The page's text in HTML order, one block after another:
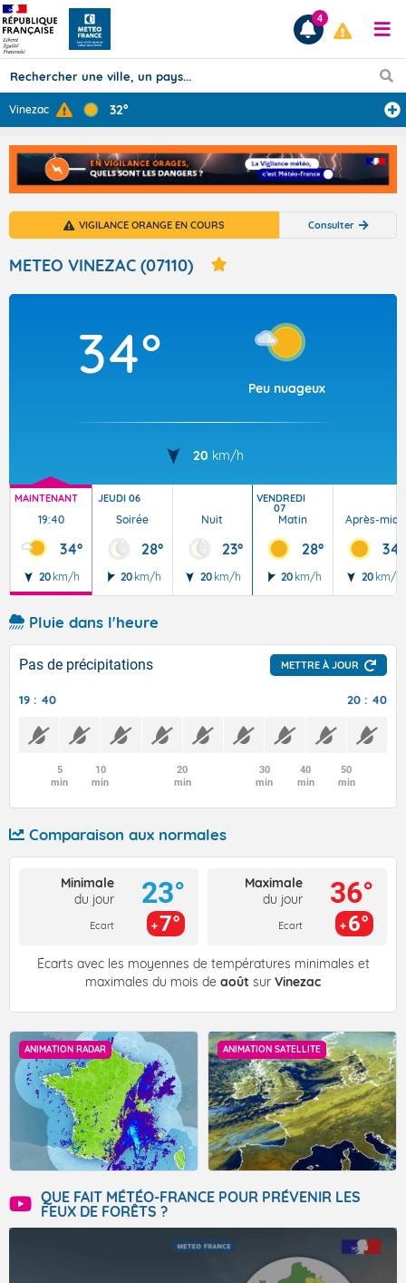
Prévisions
TOUS LES RÉSULTATS
Articles
4
Vinezac 32°
VIGILANCE ORANGE EN COURS Consulter
METEO VINEZAC (07110)
34°
Peu nuageux
20 km/h
MAINTENANT
19:40
34°
20 km/h
JEUDI 06
Soirée
28°
20 km/h
Nuit
23°
20 km/h
VENDREDI
07
Matin
28°
20 km/h
Après-midi
34°
20 km/h
Pluie dans l'heure
Pas de précipitations METTRE À JOUR
19 : 40 20 : 40
5
min
10
min
20
min
30
min
40
min
50
min
Comparaison aux normales
Minimale
du jour
Ecart
23°
7°
Maximale
du jour
Ecart
36°
6°
Écarts avec les moyennes de températures minimales et
maximales du mois de août sur Vinezac
ANIMATION RADAR ANIMATION SATELLITE
QUE FAIT MÉTÉO-FRANCE POUR PRÉVENIR LES
FEUX DE FORÊTS ?